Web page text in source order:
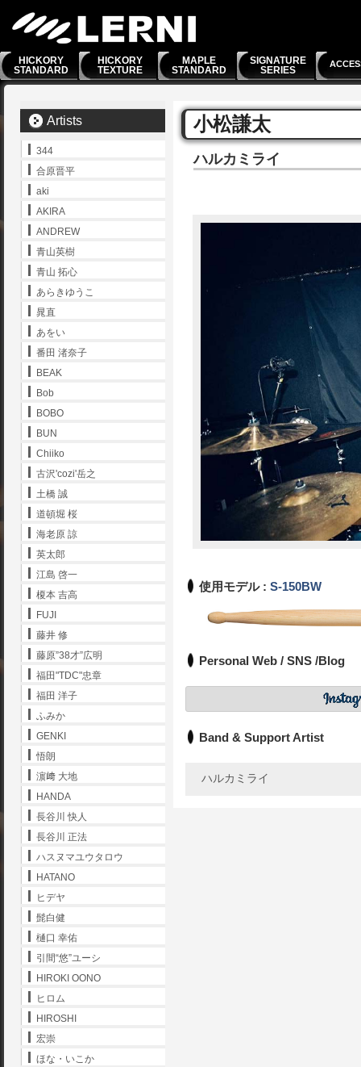
HICKORY
STANDARD
HICKORY
TEXTURE
MAPLE
STANDARD
SIGNATURE
SERIES
小松謙太
ハルカミライ
使用モデル : S-150BW
Personal Web / SNS /Blog
Band & Support Artist
ハルカミライ
Artists
344
合原晋平
aki
AKIRA
ANDREW
青山英樹
青山 拓心
あらきゆうこ
晁直
あをい
番田 渚奈子
BEAK
Bob
BOBO
BUN
Chiiko
古沢'cozi'岳之
土橋 誠
道頓堀 桜
海老原 諒
英太郎
江島 啓一
榎本 吉高
FUJI
藤井 修
藤原”38才”広明
福田"TDC"忠章
福田 洋子
ふみか
GENKI
悟朗
濵﨑 大地
HANDA
長谷川 快人
長谷川 正法
ハスヌマユウタロウ
HATANO
ヒデヤ
髭白健
樋口 幸佑
引間“悠”ユーシ
HIROKI OONO
ヒロム
HIROSHI
宏崇
ほな・いこか